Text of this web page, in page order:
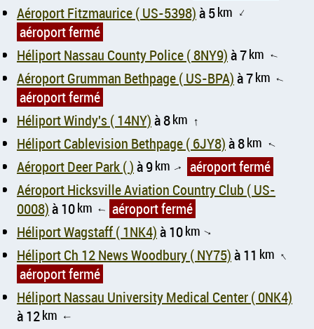
Aéroport Fitzmaurice ( US-5398)à 5km ↑
aéroport fermé
Héliport Nassau County Police ( 8NY9)à 7km ↑
Aéroport Grumman Bethpage ( US-BPA)à 7km ↑
aéroport fermé
Héliport Windy's ( 14NY)à 8km ↑
Héliport Cablevision Bethpage ( 6JY8)à 8km ↑
Aéroport Deer Park ( )à 9km ↑
aéroport fermé
Aéroport Hicksville Aviation Country Club ( US-
0008)à 10km ↑
aéroport fermé
Héliport Wagstaff ( 1NK4)à 10km ↑
Héliport Ch 12 News Woodbury ( NY75)à 11 km ↑
aéroport fermé
Héliport Nassau University Medical Center ( 0NK4)
à 12km ↑